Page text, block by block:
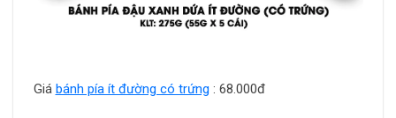
Giá bánh pía ít đường có trứng : 68.000đ